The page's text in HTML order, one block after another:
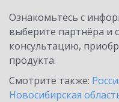
Ознакомьтесь с
выберите партнёра и
консультацию,
продукта.
Смотрите также:
Новосибирская